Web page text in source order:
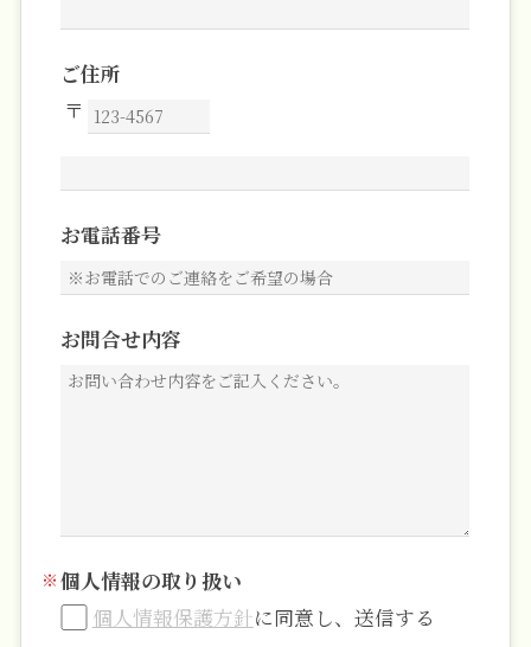
ご住所
お電話番号
お問合せ内容
個人情報の取り扱い
個人情報保護方針に同意し、送信する